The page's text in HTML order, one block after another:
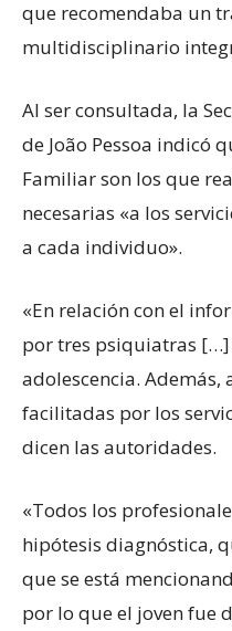
que recomendaba un
multidisciplinario
Al ser consultada, la
de João Pessoa indicó
Familiar son los que
necesarias «a los
a cada individuo».
«En relación con el
por tres psiquiatras
adolescencia.
facilitadas por los
dicen las autoridades.
«Todos los
hipótesis diagnóstica,
que se está
por lo que el joven fue